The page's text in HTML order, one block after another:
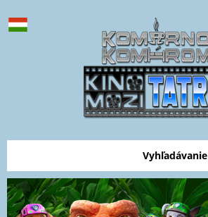
Vyhľadávanie